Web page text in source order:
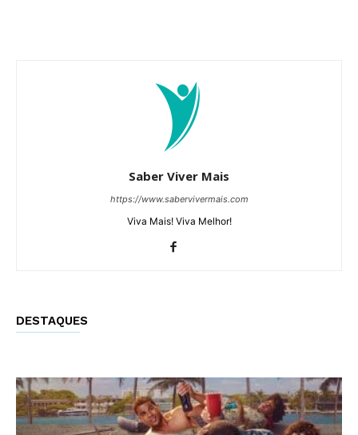
Saber Viver Mais
https://www.sabervivermais.com
Viva Mais! Viva Melhor!
DESTAQUES